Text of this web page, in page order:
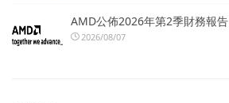
AMD公佈2026年第2季財務報告
2026/08/07